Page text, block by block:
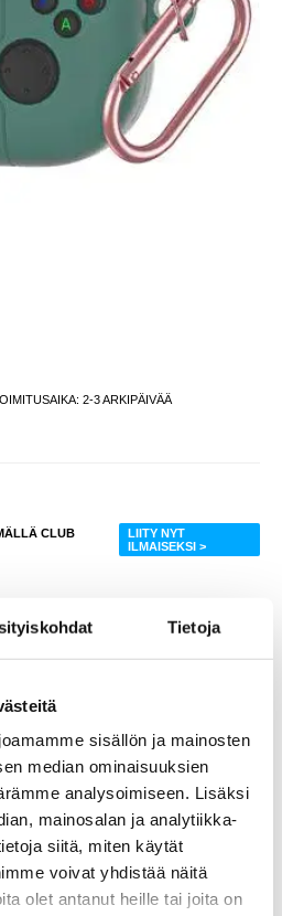
Tietoja
sisällön ja mainosten
median ominaisuuksien
analysoimiseen. Lisäksi
mainosalan ja analytiikka-
siitä, miten käytät
voivat yhdistää näitä
olet antanut heille tai joita on
2-3 ARKIPÄIVÄÄ
CLUB
LIITY NYT
ILMAISEKSI >
POIS LIVE CHAT